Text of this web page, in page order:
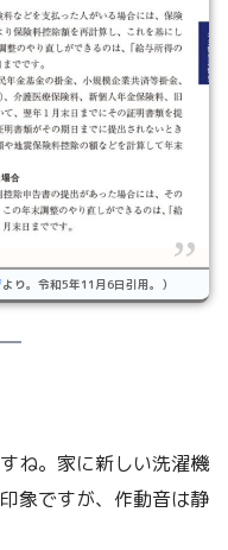
より。令和5年11月6日引用。）
ね。家に新しい洗濯機
象ですが、作動音は静